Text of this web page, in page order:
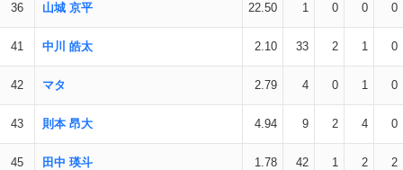
36 山城 京平 22.50 1 0 0 0
41 中川 皓太 2.10 33 2 1 0
42 マタ 2.79 4 0 1 0
43 則本 昂大 4.94 9 2 4 0
45 田中 瑛斗 1.78 42 1 2 2